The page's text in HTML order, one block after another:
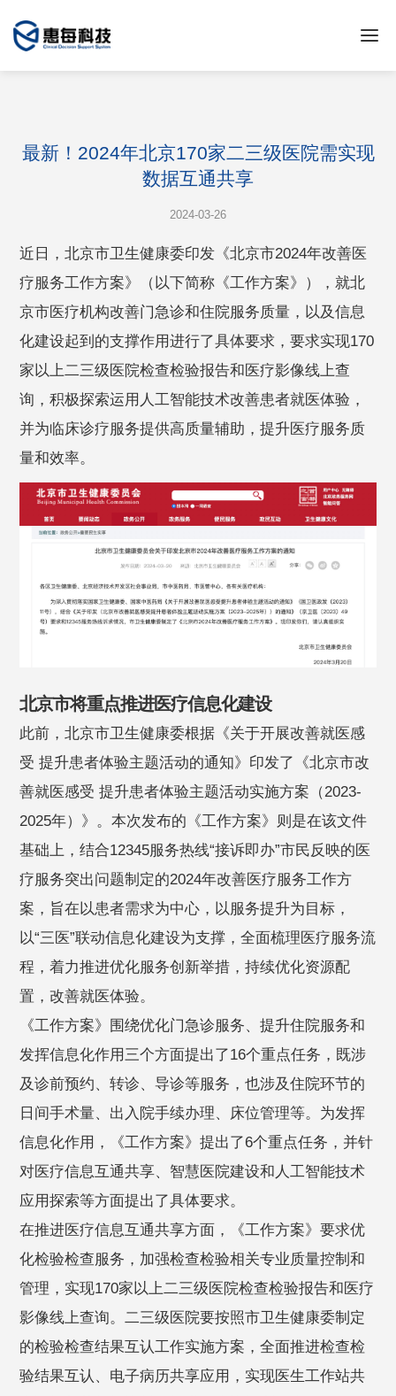
最新！2024年北京170家二三级医院需实现
数据互通共享
2024-03-26
近日，北京市卫生健康委印发《北京市2024年改善医
疗服务工作方案》（以下简称《工作方案》），就北
京市医疗机构改善门急诊和住院服务质量，以及信息
化建设起到的支撑作用进行了具体要求，要求实现170
家以上二三级医院检查检验报告和医疗影像线上查
询，积极探索运用人工智能技术改善患者就医体验，
并为临床诊疗服务提供高质量辅助，提升医疗服务质
量和效率。
北京市将重点推进医疗信息化建设
此前，北京市卫生健康委根据《关于开展改善就医感
受 提升患者体验主题活动的通知》印发了《北京市改
善就医感受 提升患者体验主题活动实施方案（2023-
2025年）》。本次发布的《工作方案》则是在该文件
基础上，结合12345服务热线“接诉即办”市民反映的医
疗服务突出问题制定的2024年改善医疗服务工作方
案，旨在以患者需求为中心，以服务提升为目标，
以“三医”联动信息化建设为支撑，全面梳理医疗服务流
程，着力推进优化服务创新举措，持续优化资源配
置，改善就医体验。
《工作方案》围绕优化门急诊服务、提升住院服务和
发挥信息化作用三个方面提出了16个重点任务，既涉
及诊前预约、转诊、导诊等服务，也涉及住院环节的
日间手术量、出入院手续办理、床位管理等。为发挥
信息化作用，《工作方案》提出了6个重点任务，并针
对医疗信息互通共享、智慧医院建设和人工智能技术
应用探索等方面提出了具体要求。
在推进医疗信息互通共享方面，《工作方案》要求优
化检验检查服务，加强检查检验相关专业质量控制和
管理，实现170家以上二三级医院检查检验报告和医疗
影像线上查询。二三级医院要按照市卫生健康委制定
的检验检查结果互认工作实施方案，全面推进检查检
验结果互认、电子病历共享应用，实现医生工作站共